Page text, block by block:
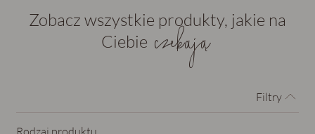
Zobacz wszystkie produkty, jakie na
Ciebie czekają
Filtry
Rodzaj produktu